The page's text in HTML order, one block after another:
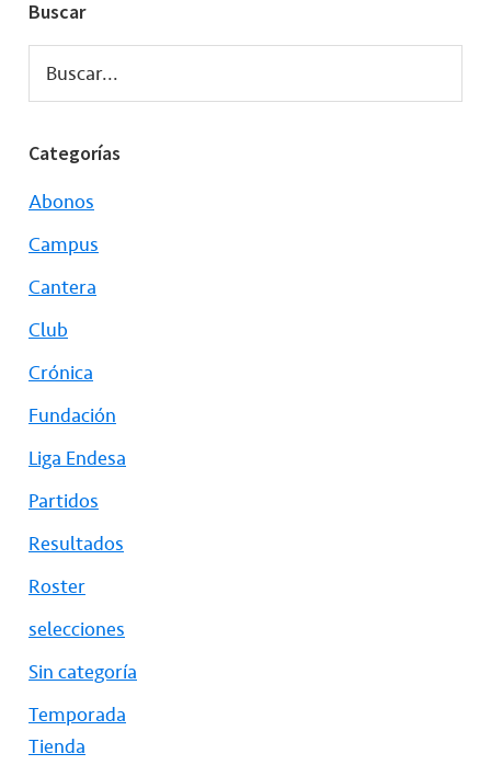
Buscar
Buscar...
Categorías
Abonos
Campus
Cantera
Club
Crónica
Fundación
Liga Endesa
Partidos
Resultados
Roster
selecciones
Sin categoría
Temporada
Tienda